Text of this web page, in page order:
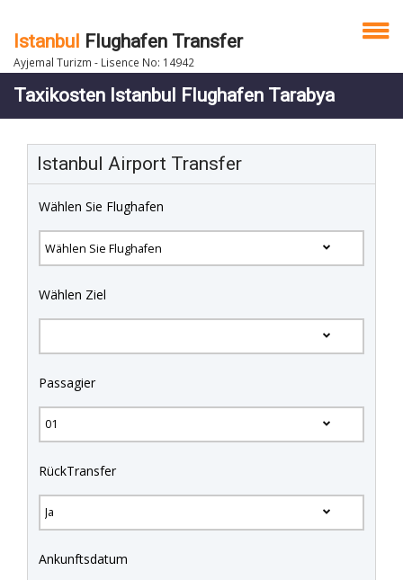
Istanbul Flughafen Transfer
Ayjemal Turizm - Lisence No: 14942
Taxikosten Istanbul Flughafen Tarabya
Istanbul Airport Transfer
Wählen Sie Flughafen
Wählen Ziel
Passagier
RückTransfer
Ankunftsdatum